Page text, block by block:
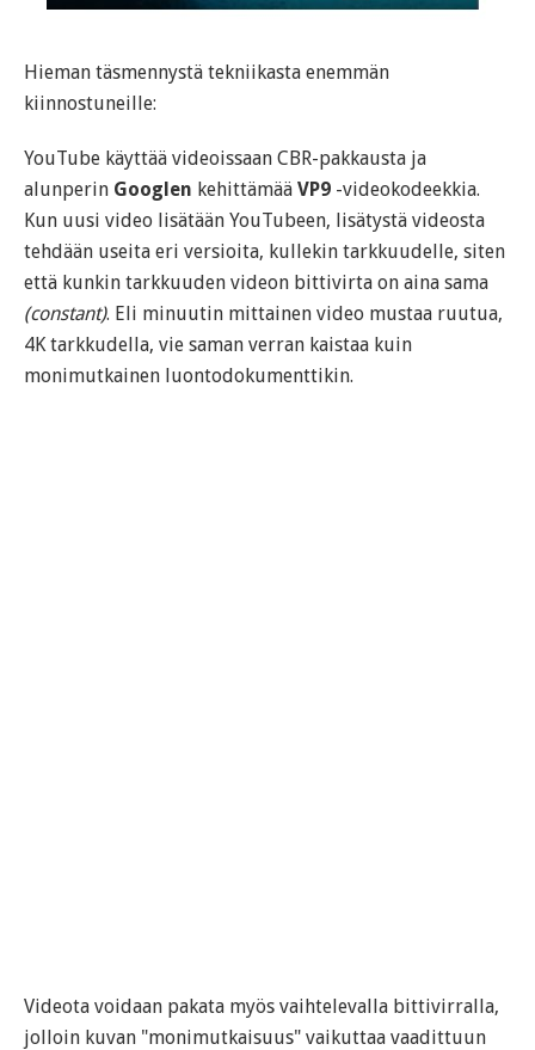
Hieman täsmennystä tekniikasta enemmän
kiinnostuneille:
YouTube käyttää videoissaan CBR-pakkausta ja
alunperin Googlen kehittämää VP9 -videokodeekkia.
Kun uusi video lisätään YouTubeen, lisätystä videosta
tehdään useita eri versioita, kullekin tarkkuudelle, siten
että kunkin tarkkuuden videon bittivirta on aina sama
(constant). Eli minuutin mittainen video mustaa ruutua,
4K tarkkudella, vie saman verran kaistaa kuin
monimutkainen luontodokumenttikin.
Videota voidaan pakata myös vaihtelevalla bittivirralla,
jolloin kuvan "monimutkaisuus" vaikuttaa vaadittuun